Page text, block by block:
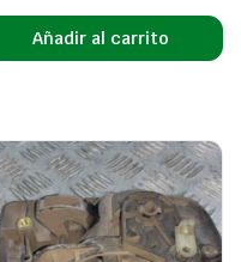
Añadir al carrito